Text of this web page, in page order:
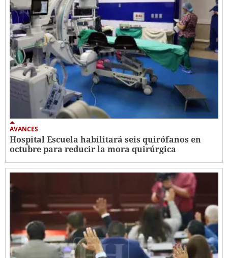
AVANCES
Hospital Escuela habilitará seis quirófanos en
octubre para reducir la mora quirúrgica